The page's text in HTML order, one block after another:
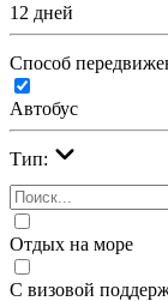
12 дней
Cпособ
Автобус
Тип:
Отдых на море
С визовой